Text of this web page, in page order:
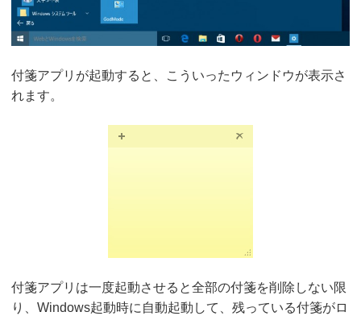
付箋アプリが起動すると、こういったウィンドウが表示さ
れます。
付箋アプリは一度起動させると全部の付箋を削除しない限
り、Windows起動時に自動起動して、残っている付箋がロ